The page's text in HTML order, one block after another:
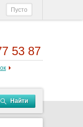
53 87
Найти
Пусто